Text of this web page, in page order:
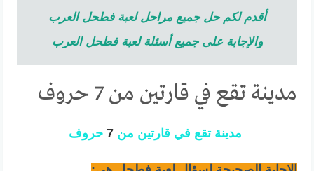
أقدم لكم حل جميع مراحل لعبة فطحل العرب
والإجابة على جميع أسئلة لعبة فطحل العرب
مدينة تقع في قارتين من 7 حروف
مدينة تقع في قارتين من حروف